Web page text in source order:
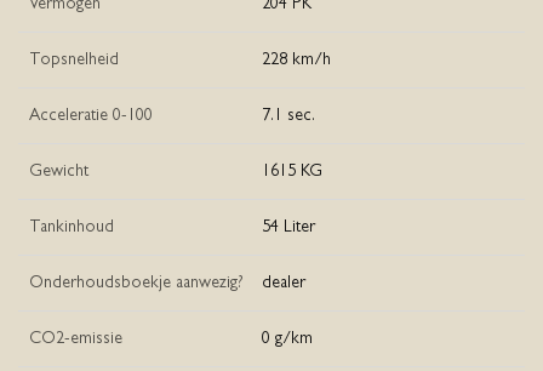
Vermogen 204 PK
Topsnelheid 228 km/h
Acceleratie 0-100 7.1 sec.
Gewicht 1615 KG
Tankinhoud 54 Liter
Onderhoudsboekje aanwezig? dealer
CO2-emissie 0 g/km